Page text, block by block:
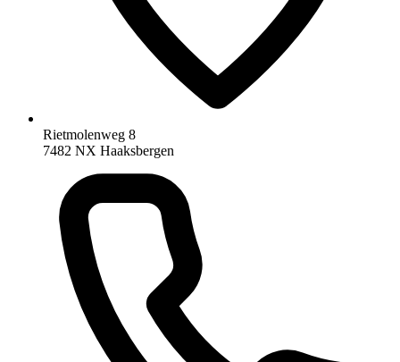
Rietmolenweg 8
7482 NX Haaksbergen